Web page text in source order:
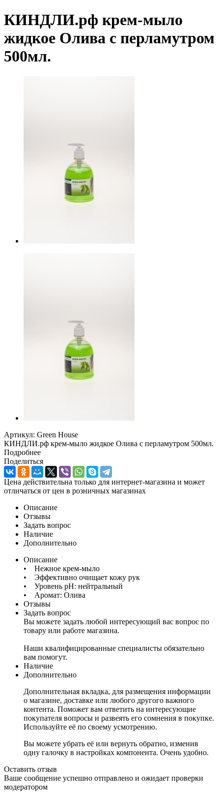
КИНДЛИ.рф крем-мыло
жидкое Олива с перламутром
500мл.
Артикул: Green House
КИНДЛИ.рф крем-мыло жидкое Олива с перламутром 500мл.
Подробнее
Поделиться
Цена действительна только для интернет-магазина и может
отличаться от цен в розничных магазинах
Описание
Отзывы
Задать вопрос
Наличие
Дополнительно
Описание
• Нежное крем-мыло
• Эффективно очищает кожу рук
• Уровень рН: нейтральный
• Аромат: Олива
Отзывы
Задать вопрос
Вы можете задать любой интересующий вас вопрос по
товару или работе магазина.
Наши квалифицированные специалисты обязательно
вам помогут.
Наличие
Дополнительно
Дополнительная вкладка, для размещения информации
о магазине, доставке или любого другого важного
контента. Поможет вам ответить на интересующие
покупателя вопросы и развеять его сомнения в покупке.
Используйте её по своему усмотрению.
Вы можете убрать её или вернуть обратно, изменив
одну галочку в настройках компонента. Очень удобно.
Оставить отзыв
Ваше сообщение успешно отправлено и ожидает проверки
модератором